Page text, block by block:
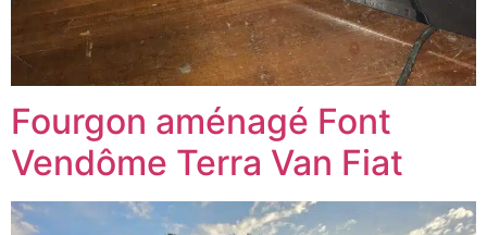
Fourgon aménagé Font
Vendôme Terra Van Fiat